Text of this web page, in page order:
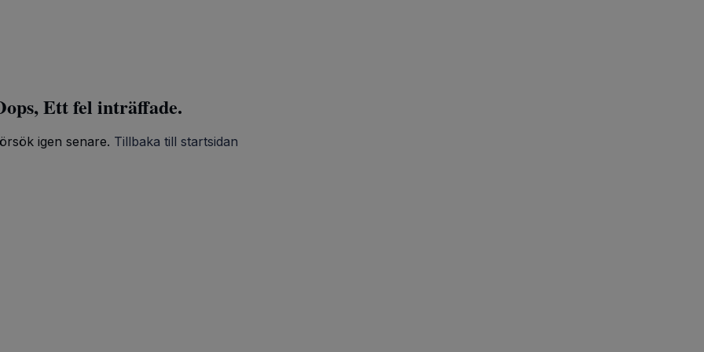
Ett fel inträffade.
igen senare. Tillbaka till startsidan